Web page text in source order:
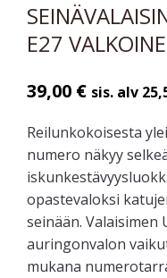
E27
39,00 € sis. alv
Reilunkokoisesta
numero näkyy
opastevaloksi
seinään.
auringonvalon
mukana